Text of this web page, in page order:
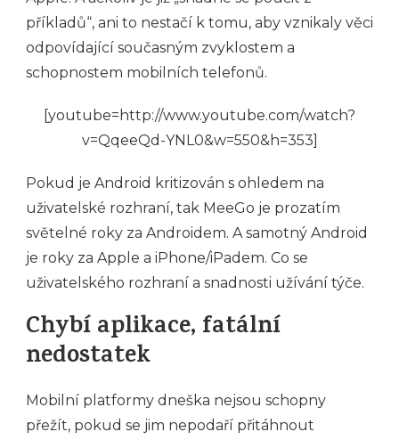
příkladů“, ani to nestačí k tomu, aby vznikaly věci
odpovídající současným zvyklostem a
schopnostem mobilních telefonů.
[youtube=http://www.youtube.com/watch?
v=QqeeQd-YNL0&w=550&h=353]
Pokud je Android kritizován s ohledem na
uživatelské rozhraní, tak MeeGo je prozatím
světelné roky za Androidem. A samotný Android
je roky za Apple a iPhone/iPadem. Co se
uživatelského rozhraní a snadnosti užívání týče.
Chybí aplikace, fatální
nedostatek
Mobilní platformy dneška nejsou schopny
přežít, pokud se jim nepodaří přitáhnout